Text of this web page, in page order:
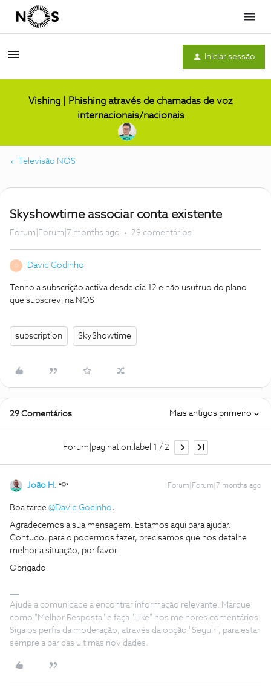
Menu
Iniciar sessão
Vishing | Phishing através de chamadas de voz
internacionais/nacionais
Televisão NOS
Skyshowtime associar conta existente
Forum|Forum|7 months ago 29 comentários
D David Godinho
Tenho a subscrição activa desde dia 12 e não usufruo do plano
que subscrevi na NOS
subscription SkyShowtime
29 Comentários Mais antigos primeiro
Forum|pagination.label 1 / 2
João H. Forum|Forum|7 months ago
Boa tarde ​ @David Godinho,
Agradecemos a sua mensagem. Estamos aqui para ajudar.
Contudo, para o podermos fazer, precisamos que nos detalhe
melhor a situação, por favor.
Obrigado
Ajude a comunidade a encontrar informação relevante. Marque
como "Melhor Resposta" e faça "Like" nos melhores comentários.
Siga os perfis da moderação, através da opção "Seguir", para estar
sempre a par das ultimas novidades.